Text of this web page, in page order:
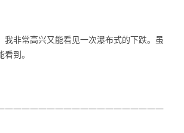
我非常高兴又能看见一次瀑布式的下跌。虽
到。